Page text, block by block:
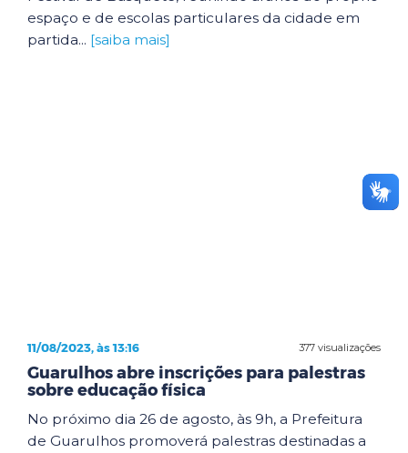
espaço e de escolas particulares da cidade em
partida... [saiba mais]
377 visualizações
11/08/2023, às 13:16
Guarulhos abre inscrições para palestras
sobre educação física
No próximo dia 26 de agosto, às 9h, a Prefeitura
de Guarulhos promoverá palestras destinadas a